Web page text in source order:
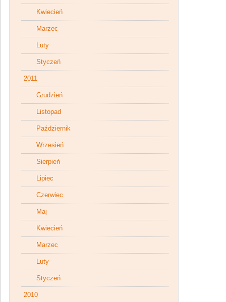
Kwiecień
Marzec
Luty
Styczeń
2011
Grudzień
Listopad
Październik
Wrzesień
Sierpień
Lipiec
Czerwiec
Maj
Kwiecień
Marzec
Luty
Styczeń
2010